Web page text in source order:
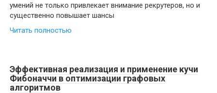
умений не только привлекает внимание рекрутеров, но и
существенно повышает шансы
Читать полностью
Эффективная реализация и применение кучи
Фибоначчи в оптимизации графовых
алгоритмов